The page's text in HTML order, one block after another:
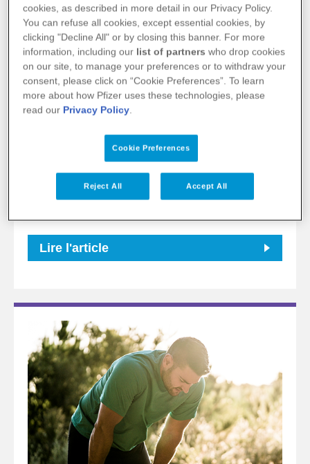
La chirurgie : en quoi consiste-t-elle ?
Suivant le stade de votre cancer du poumon, une
chirurgie peut être envisagée comme seul
thérapeutiques.
Lire l'article
cookies, as described in more detail in our Privacy Policy.
You can refuse all cookies, except essential cookies, by
clicking "Decline All" or by closing this banner. For more
information, including our list of partners who drop cookies
on our site, to manage your preferences or to withdraw your
consent, please click on “Cookie Preferences”. To learn
more about how Pfizer uses these technologies, please
read our Privacy Policy.
Cookie Preferences
Reject All Accept All